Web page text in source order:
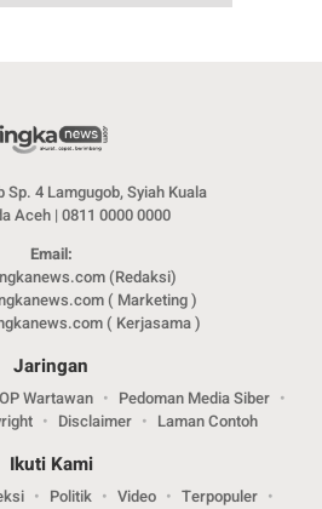
Sp. 4 Lamgugob, Syiah Kuala
Aceh | 0811 0000 0000
Email:
(Redaksi)
( Marketing )
( Kerjasama )
Jaringan
Wartawan
Pedoman Media Siber
Disclaimer Laman Contoh
Ikuti Kami
Politik Video
Terpopuler